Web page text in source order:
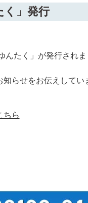
く」発行
たく」が発行されま
らせをお伝えしてい
ちら